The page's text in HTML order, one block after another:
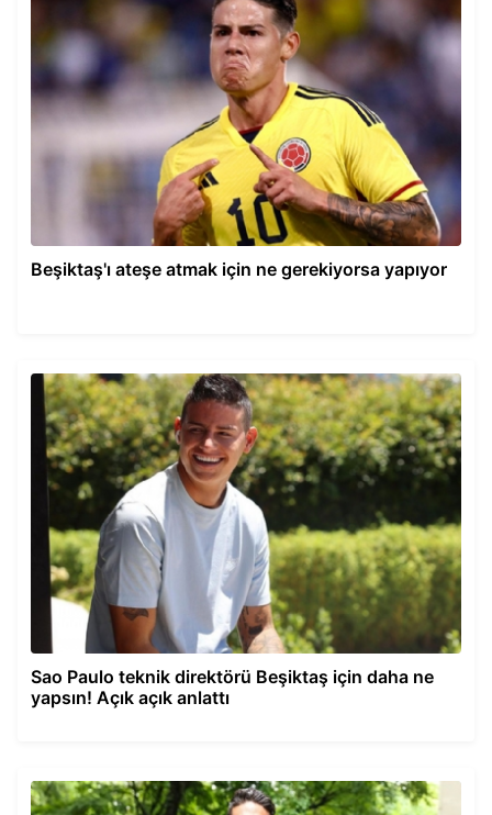
Beşiktaş'ı ateşe atmak için ne gerekiyorsa yapıyor
Sao Paulo teknik direktörü Beşiktaş için daha ne
yapsın! Açık açık anlattı